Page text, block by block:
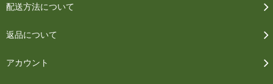
配送方法について
返品について
アカウント